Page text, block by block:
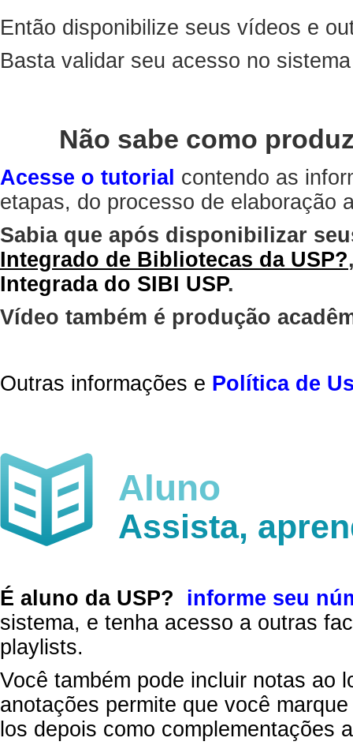
Então disponibilize seus vídeos e
Basta validar seu acesso no
Não sabe como
Acesse o tutorial contendo as
etapas, do processo de elaboração
Sabia que após disponibilizar
Integrado de Bibliotecas da USP?
Integrada do SIBI USP.
Vídeo também é produção
Outras informações e Política de
Aluno
Assista,
É aluno da USP?
informe seu
sistema, e tenha acesso a outras
playlists.
Você também pode incluir notas ao
anotações permite que você
los depois como complementações